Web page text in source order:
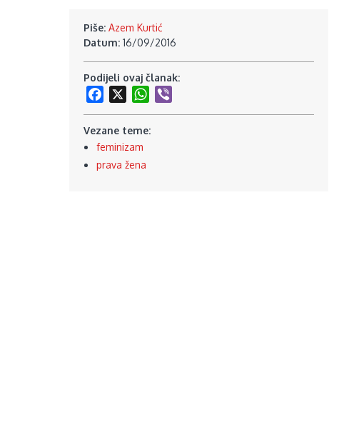
Piše: Azem Kurtić
Datum: 16/09/2016
Podijeli ovaj članak:
Facebook
WhatsApp
Vezane teme:
feminizam
prava žena